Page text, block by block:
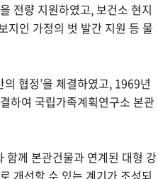
전량 지원하였고, 보건소 현지
지인 가정의 벗 발간 지원 등 물
협정’을 체결하였고, 1969년
하여 국립가족계획연구소 본관
께 본관건물과 연계된 대형 강